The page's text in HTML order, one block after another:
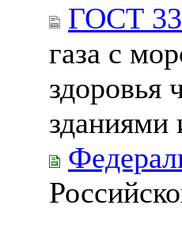
ГОСТ
газа с
здоровья
зданиями